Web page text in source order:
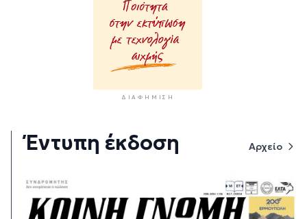
ΔΙΑΦΉΜΙΣΗ
Έντυπη έκδοση Αρχείο